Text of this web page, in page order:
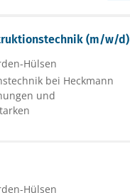
(m/w/d)
Hülsen
bei Heckmann
und
Hülsen